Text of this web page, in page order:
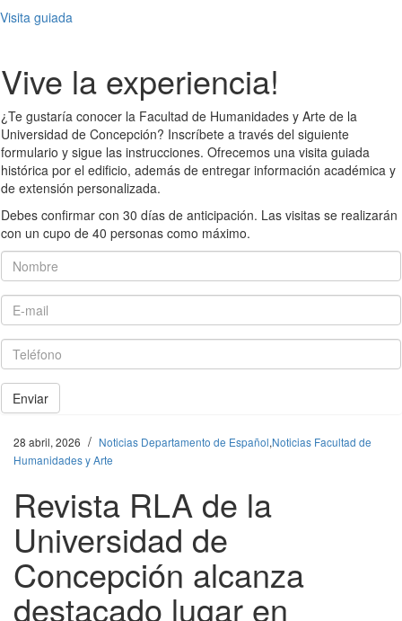
Visita guiada
Vive la experiencia!
¿Te gustaría conocer la Facultad de Humanidades y Arte de la
Universidad de Concepción? Inscríbete a través del siguiente
formulario y sigue las instrucciones. Ofrecemos una visita guiada
histórica por el edificio, además de entregar información académica y
de extensión personalizada.
Debes confirmar con 30 días de anticipación. Las visitas se realizarán
con un cupo de 40 personas como máximo.
Nombre
E-mail
Teléfono
Enviar
28 abril, 2026 / Noticias Departamento de Español,Noticias Facultad de
Humanidades y Arte
Revista RLA de la
Universidad de
Concepción alcanza
destacado lugar en